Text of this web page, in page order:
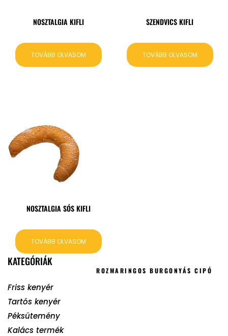
NOSZTALGIA KIFLI
TOVÁBB OLVASOM
SZENDVICS KIFLI
TOVÁBB OLVASOM
NOSZTALGIA SÓS KIFLI
TOVÁBB OLVASOM
KATEGÓRIÁK
Friss kenyér
Tartós kenyér
Péksütemény
Kalács termék
ROZMARINGOS BURGONYÁS CIPÓ